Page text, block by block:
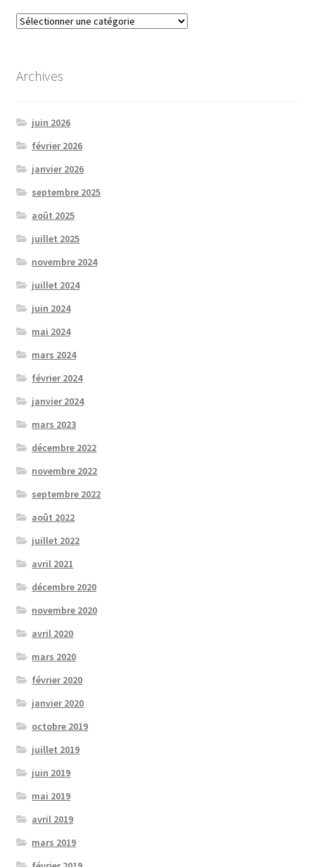
Catégories
Archives
juin 2026
février 2026
janvier 2026
septembre 2025
août 2025
juillet 2025
novembre 2024
juillet 2024
juin 2024
mai 2024
mars 2024
février 2024
janvier 2024
mars 2023
décembre 2022
novembre 2022
septembre 2022
août 2022
juillet 2022
avril 2021
décembre 2020
novembre 2020
avril 2020
mars 2020
février 2020
janvier 2020
octobre 2019
juillet 2019
juin 2019
mai 2019
avril 2019
mars 2019